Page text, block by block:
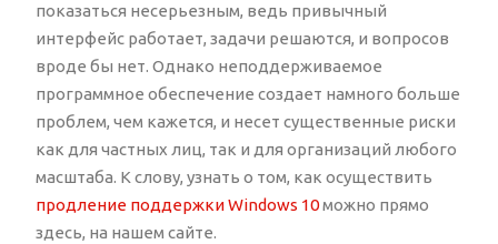
показаться несерьезным, ведь привычный
интерфейс работает, задачи решаются, и вопросов
вроде бы нет. Однако неподдерживаемое
программное обеспечение создает намного больше
проблем, чем кажется, и несет существенные риски
как для частных лиц, так и для организаций любого
масштаба. К слову, узнать о том, как осуществить
продление поддержки Windows 10можно прямо
здесь, на нашем сайте.